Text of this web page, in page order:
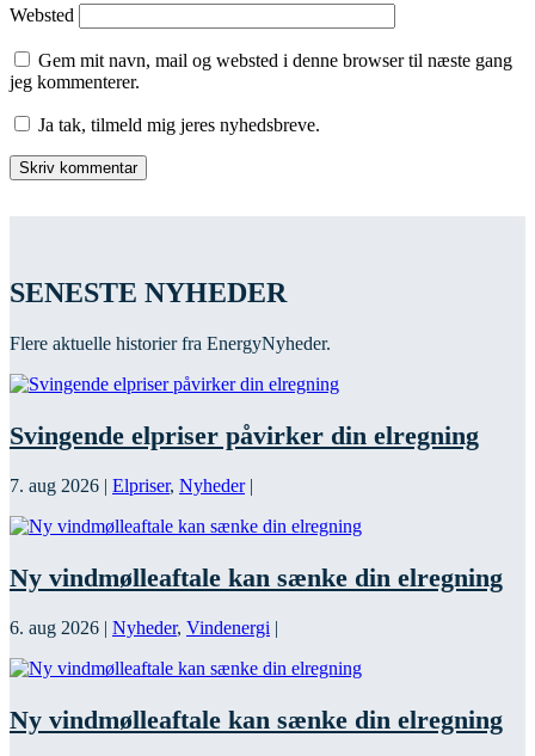
Websted
Gem mit navn, mail og websted i denne browser til næste gang
jeg kommenterer.
Ja tak, tilmeld mig jeres nyhedsbreve.
SENESTE NYHEDER
Flere aktuelle historier fra EnergyNyheder.
Svingende elpriser påvirker din elregning
7. aug 2026 | Elpriser, Nyheder|
Ny vindmølleaftale kan sænke din elregning
6. aug 2026 | Nyheder, Vindenergi |
Ny vindmølleaftale kan sænke din elregning